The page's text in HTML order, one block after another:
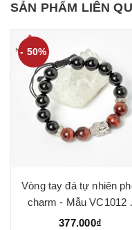
SẢN PHẨM LIÊN
- 50%
Vòng tay đá tự nhiên
charm - Mẫu VC1012 -
Ngọc Quý
377.000₫